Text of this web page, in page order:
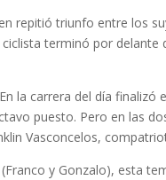
repitió triunfo entre los
terminó por delante
la carrera del día
puesto. Pero en las
Vasconcelos,
y Gonzalo), esta